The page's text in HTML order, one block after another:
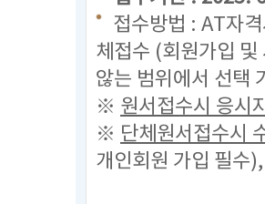
접수방법 : AT자
체접수 (회원가입 및
않는 범위에서 선택
※ 원서접수시 응시
※ 단체원서접수시
개인회원 가입 필수